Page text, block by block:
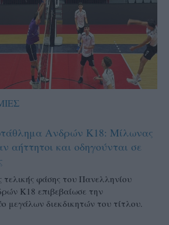
Ανδρών Κ18: Μίλωνας
αήττητοι και οδηγούνται σε
φάσης του Πανελληνίου
Κ18 επιβεβαίωσε την
μεγάλων διεκδικητών του τίτλου.